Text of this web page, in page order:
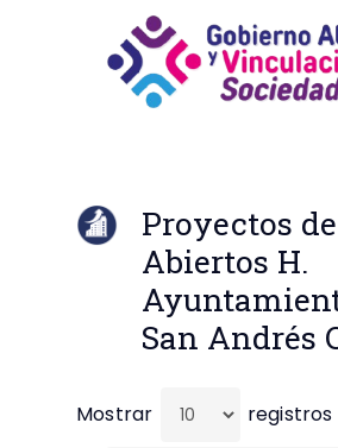
Proyectos
Abiertos H.
San Andrés
Mostrar registros